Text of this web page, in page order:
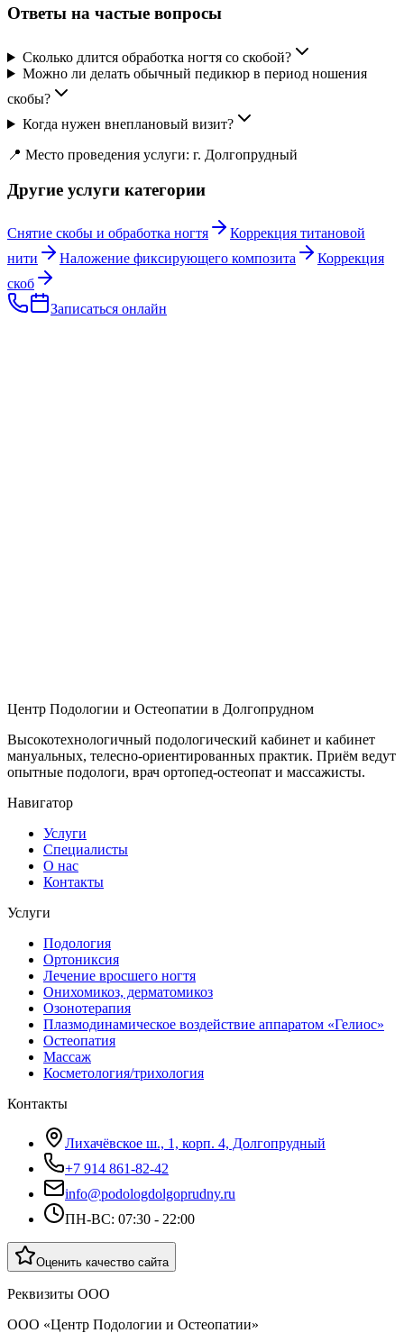
Ответы на частые вопросы
Сколько длится обработка ногтя со скобой?
Можно ли делать обычный педикюр в период ношения
скобы?
Когда нужен внеплановый визит?
📍 Место проведения услуги: г. Долгопрудный
Другие услуги категории
Снятие скобы и обработка ногтя
Коррекция титановой
нити
Наложение фиксирующего композита
Коррекция
скоб
Записаться онлайн
Центр Подологии и Остеопатии в Долгопрудном
Высокотехнологичный подологический кабинет и кабинет
мануальных, телесно-ориентированных практик. Приём ведут
опытные подологи, врач ортопед-остеопат и массажисты.
Навигатор
Услуги
Специалисты
О нас
Контакты
Услуги
Подология
Ортониксия
Лечение вросшего ногтя
Онихомикоз, дерматомикоз
Озонотерапия
Плазмодинамическое воздействие аппаратом «Гелиос»
Остеопатия
Массаж
Косметология/трихология
Контакты
Лихачёвское ш., 1, корп. 4, Долгопрудный
+7 914 861-82-42
info@podologdolgoprudny.ru
ПН-ВС: 07:30 - 22:00
Оценить качество сайта
Реквизиты ООО
ООО «Центр Подологии и Остеопатии»